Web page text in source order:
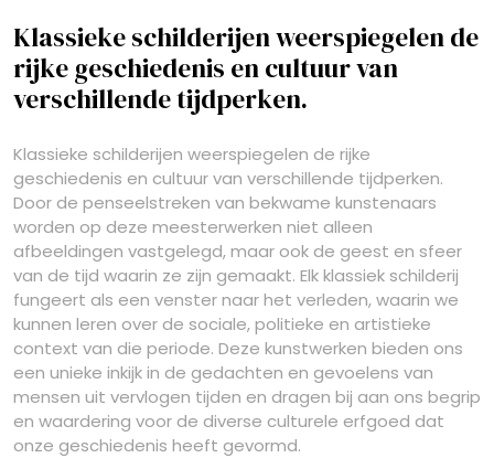
Klassieke schilderijen weerspiegelen de
rijke geschiedenis en cultuur van
verschillende tijdperken.
Klassieke schilderijen weerspiegelen de rijke
geschiedenis en cultuur van verschillende tijdperken.
Door de penseelstreken van bekwame kunstenaars
worden op deze meesterwerken niet alleen
afbeeldingen vastgelegd, maar ook de geest en sfeer
van de tijd waarin ze zijn gemaakt. Elk klassiek schilderij
fungeert als een venster naar het verleden, waarin we
kunnen leren over de sociale, politieke en artistieke
context van die periode. Deze kunstwerken bieden ons
een unieke inkijk in de gedachten en gevoelens van
mensen uit vervlogen tijden en dragen bij aan ons begrip
en waardering voor de diverse culturele erfgoed dat
onze geschiedenis heeft gevormd.